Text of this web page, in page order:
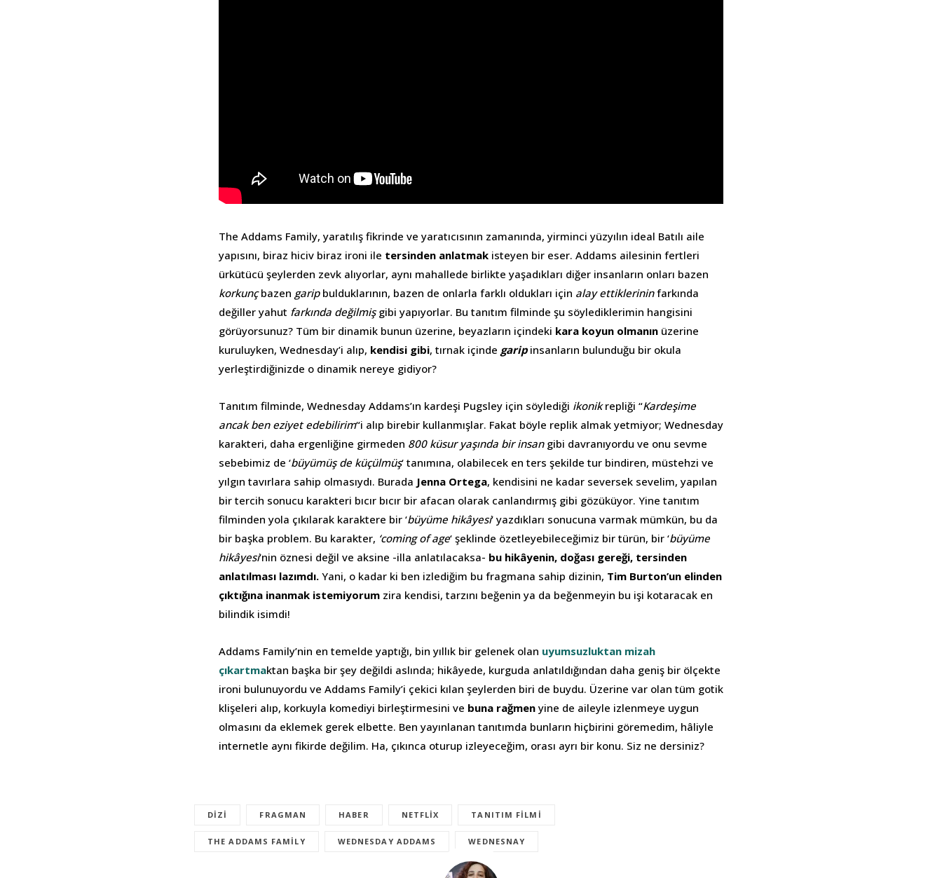
The Addams Family, yaratılış fikrinde ve yaratıcısının zamanında, yirminci yüzyılın ideal Batılı aile
yapısını, biraz hiciv biraz ironi ile tersinden anlatmak isteyen bir eser. Addams ailesinin fertleri
ürkütücü şeylerden zevk alıyorlar, aynı mahallede birlikte yaşadıkları diğer insanların onları bazen
korkunçbazen garip bulduklarının, bazen de onlarla farklı oldukları için alay ettiklerininfarkında
değiller yahut farkında değilmişgibi yapıyorlar. Bu tanıtım filminde şu söylediklerimin hangisini
görüyorsunuz? Tüm bir dinamik bunun üzerine, beyazların içindeki kara koyun olmanın üzerine
kuruluyken, Wednesday’i alıp, kendisi gibi, tırnak içinde garip insanların bulunduğu bir okula
yerleştirdiğinizde o dinamik nereye gidiyor?
Tanıtım filminde, Wednesday Addams’ın kardeşi Pugsley için söylediği ikonikrepliği “Kardeşime
ancak ben eziyet edebilirim“i alıp birebir kullanmışlar. Fakat böyle replik almak yetmiyor; Wednesday
karakteri, daha ergenliğine girmeden 800 küsur yaşında bir insangibi davranıyordu ve onu sevme
sebebimiz de ‘büyümüş de küçülmüş‘ tanımına, olabilecek en ters şekilde tur bindiren, müstehzi ve
yılgın tavırlara sahip olmasıydı. Burada Jenna Ortega, kendisini ne kadar seversek sevelim, yapılan
bir tercih sonucu karakteri bıcır bıcır bir afacan olarak canlandırmış gibi gözüküyor. Yine tanıtım
filminden yola çıkılarak karaktere bir ‘büyüme hikâyesi‘ yazdıkları sonucuna varmak mümkün, bu da
bir başka problem. Bu karakter, ‘coming of age‘ şeklinde özetleyebileceğimiz bir türün, bir ‘büyüme
hikâyesi‘nin öznesi değil ve aksine -illa anlatılacaksa- bu hikâyenin, doğası gereği, tersinden
anlatılması lazımdı. Yani, o kadar ki ben izlediğim bu fragmana sahip dizinin, Tim Burton’un elinden
çıktığına inanmak istemiyorum zira kendisi, tarzını beğenin ya da beğenmeyin bu işi kotaracak en
bilindik isimdi!
Addams Family’nin en temelde yaptığı, bin yıllık bir gelenek olan uyumsuzluktan mizah
çıkartmaktan başka bir şey değildi aslında; hikâyede, kurguda anlatıldığından daha geniş bir ölçekte
ironi bulunuyordu ve Addams Family’i çekici kılan şeylerden biri de buydu. Üzerine var olan tüm gotik
klişeleri alıp, korkuyla komediyi birleştirmesini ve buna rağmen yine de aileyle izlenmeye uygun
olmasını da eklemek gerek elbette. Ben yayınlanan tanıtımda bunların hiçbirini göremedim, hâliyle
internetle aynı fikirde değilim. Ha, çıkınca oturup izleyeceğim, orası ayrı bir konu. Siz ne dersiniz?
DIZI FRAGMAN HABER NETFLIX TANITIM FILMI
THE ADDAMS FAMILY WEDNESDAY ADDAMS WEDNESNAY